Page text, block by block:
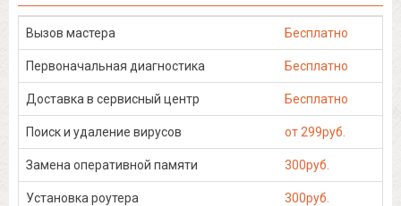
Вызов мастера Бесплатно
Первоначальная диагностика Бесплатно
Доставка в сервисный центр Бесплатно
Поиск и удаление вирусов от 299руб.
Замена оперативной памяти 300руб.
Установка роутера 300руб.